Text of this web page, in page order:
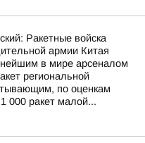
Ракетные войска
армии Китая
в мире арсеналом
региональной
по оценкам
000 ракет малой...